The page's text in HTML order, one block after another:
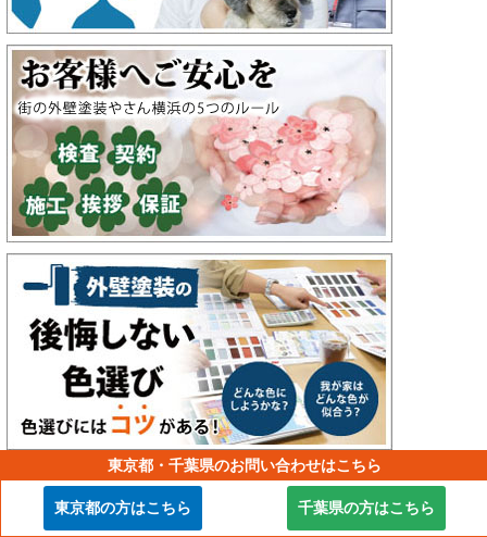
東京都・千葉県のお問い合わせはこちら
東京都の方はこちら 千葉県の方はこちら